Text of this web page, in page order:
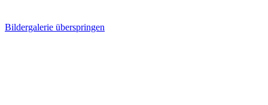
Bildergalerie überspringen